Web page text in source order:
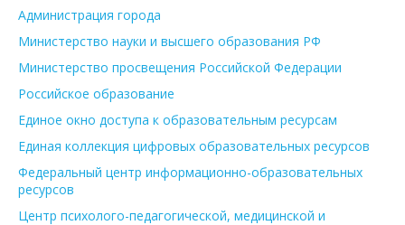
Администрация города
Министерство науки и высшего образования РФ
Министерство просвещения Российской Федерации
Российское образование
Единое окно доступа к образовательным ресурсам
Единая коллекция цифровых образовательных ресурсов
Федеральный центр информационно-образовательных
ресурсов
Центр психолого-педагогической, медицинской и